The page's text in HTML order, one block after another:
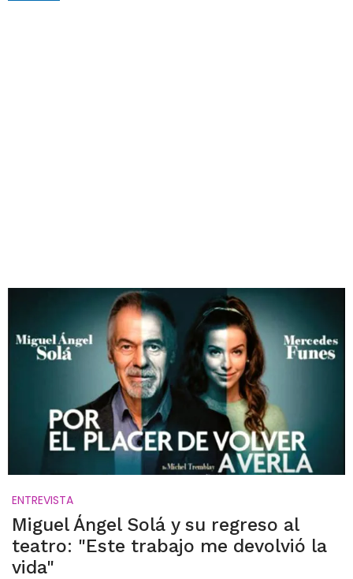
ENTREVISTA
Miguel Ángel Solá y su regreso al
teatro: "Este trabajo me devolvió la
vida"